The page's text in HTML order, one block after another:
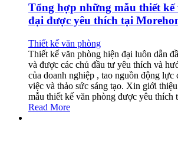
Tổng hợp những mẫu thiết kế
đại được yêu thích tại
Thiết kế văn phòng
Thiết kế văn phòng hiện đại luôn dẫn
và được các chủ đầu tư yêu thích và
của doanh nghiệp , tao nguồn động lực
việc và thảo sức sáng tạo. Xin giới
mẫu thiết kế văn phòng được yêu thích
Read More